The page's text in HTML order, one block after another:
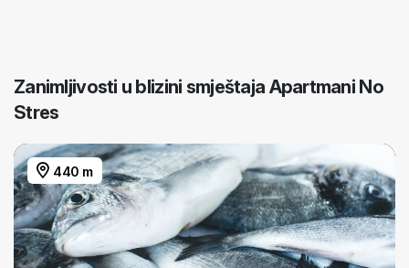
Zanimljivosti u blizini smještaja Apartmani No
Stres
440 m